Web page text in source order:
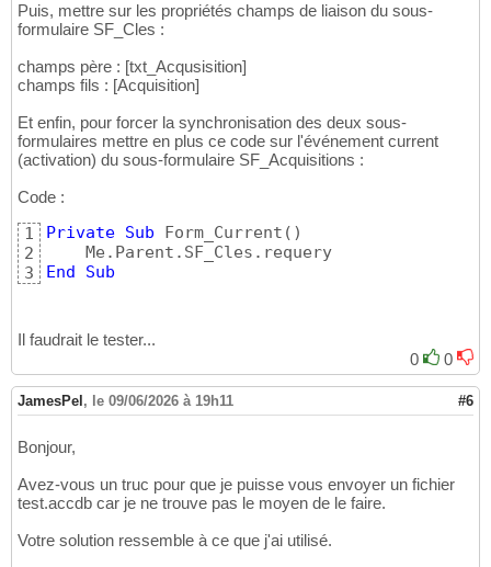
Puis, mettre sur les propriétés champs de liaison du sous-
formulaire SF_Cles :
champs père : [txt_Acqusisition]
champs fils : [Acquisition]
Et enfin, pour forcer la synchronisation des deux sous-
formulaires mettre en plus ce code sur l'événement current
(activation) du sous-formulaire SF_Acquisitions :
Code :
1
2
3
Private Sub Form_Current ( )
End
Sub
Il faudrait le tester...
0
0
JamesPel , le 09/06/2026 à 19h11 #6
Bonjour,
Avez-vous un truc pour que je puisse vous envoyer un fichier
test.accdb car je ne trouve pas le moyen de le faire.
Votre solution ressemble à ce que j'ai utilisé.